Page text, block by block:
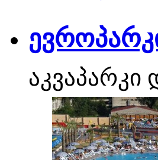
აკვაპარკი